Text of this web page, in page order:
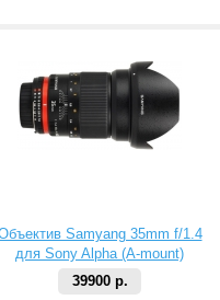
Samyang 35mm f/1.4
для Sony Alpha (A-mount)
39900 р.